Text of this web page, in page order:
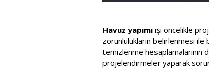
Havuz yapımı işi öncelikle
zorunlulukların belirlenmesi ile
temizlenme hesaplamalarının
projelendirmeler yaparak